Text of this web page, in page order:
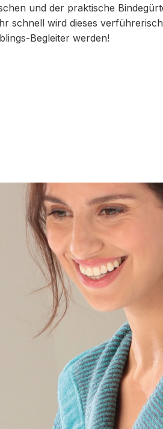
und der praktische
schnell wird dieses
Begleiter werden!